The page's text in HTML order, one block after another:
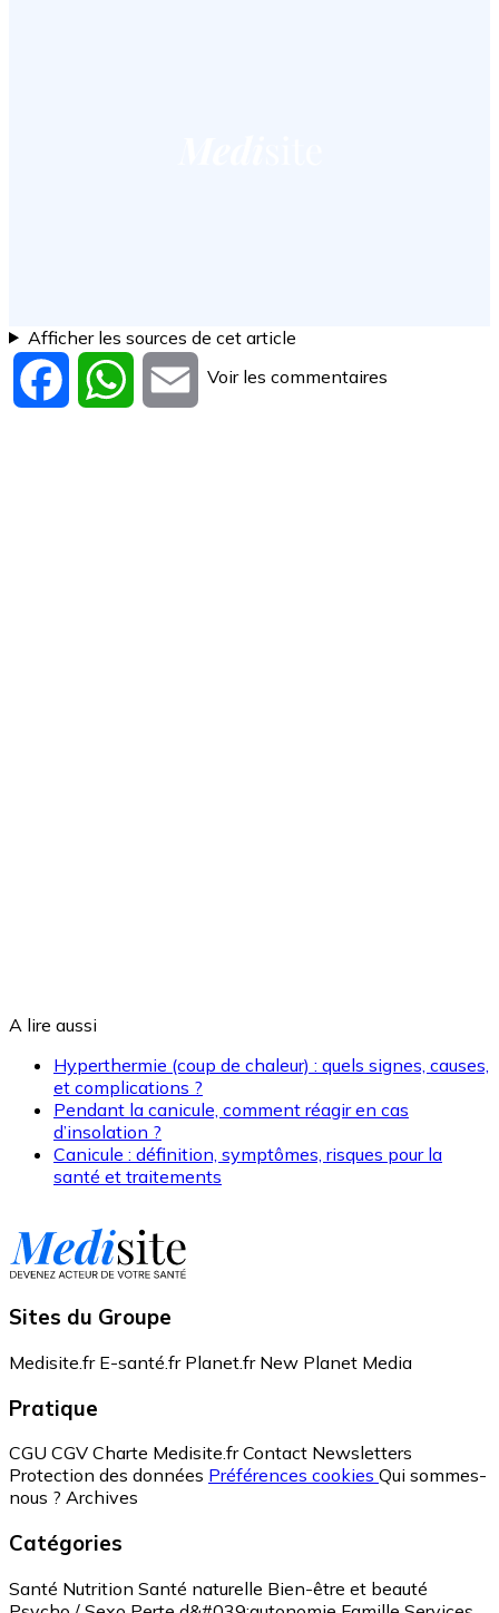
Afficher les sources de cet article
Facebook WhatsApp
Email
Voir les commentaires
A lire aussi
Hyperthermie (coup de chaleur) : quels signes, causes,
et complications ?
Pendant la canicule, comment réagir en cas
d’insolation ?
Canicule : définition, symptômes, risques pour la
santé et traitements
Sites du Groupe
Medisite.fr E-santé.fr Planet.fr New Planet Media
Pratique
CGU CGV Charte Medisite.fr Contact Newsletters
Protection des données Préférences cookies Qui sommes-
nous ? Archives
Catégories
Santé Nutrition Santé naturelle Bien-être et beauté